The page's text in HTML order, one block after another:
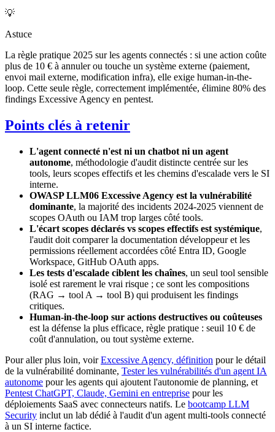
💡
Astuce
La règle pratique 2025 sur les agents connectés : si une action coûte
plus de 10 € à annuler ou touche un système externe (paiement,
envoi mail externe, modification infra), elle exige human-in-the-
loop. Cette seule règle, correctement implémentée, élimine 80% des
findings Excessive Agency en pentest.
Points clés à retenir
L'agent connecté n'est ni un chatbot ni un agent
autonome, méthodologie d'audit distincte centrée sur les
tools, leurs scopes effectifs et les chemins d'escalade vers le SI
interne.
OWASP LLM06 Excessive Agency est la vulnérabilité
dominante, la majorité des incidents 2024-2025 viennent de
scopes OAuth ou IAM trop larges côté tools.
L'écart scopes déclarés vs scopes effectifs est systémique,
l'audit doit comparer la documentation développeur et les
permissions réellement accordées côté Entra ID, Google
Workspace, GitHub OAuth apps.
Les tests d'escalade ciblent les chaînes, un seul tool sensible
isolé est rarement le vrai risque ; ce sont les compositions
(RAG → tool A → tool B) qui produisent les findings
critiques.
Human-in-the-loop sur actions destructives ou coûteuses
est la défense la plus efficace, règle pratique : seuil 10 € de
coût d'annulation, ou tout système externe.
Pour aller plus loin, voirExcessive Agency, définition pour le détail
de la vulnérabilité dominante, Tester les vulnérabilités d'un agent IA
autonome pour les agents qui ajoutent l'autonomie de planning, et
Pentest ChatGPT, Claude, Gemini en entreprise pour les
déploiements SaaS avec connecteurs natifs. Le bootcamp LLM
Security inclut un lab dédié à l'audit d'un agent multi-tools connecté
à un SI interne factice.